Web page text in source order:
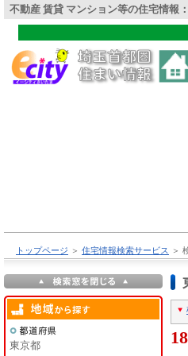
不動産 賃貸 マンション等の住宅情報
トップページ ＞ 住宅情報検索サービス ＞
東京都